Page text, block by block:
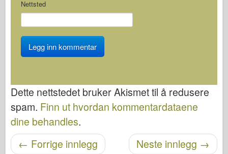
Nettsted
Dette nettstedet bruker Akismet til å redusere
spam. Finn ut hvordan kommentardataene
dine behandles.
Etter navigasjon Neste innlegg →
← Forrige innlegg